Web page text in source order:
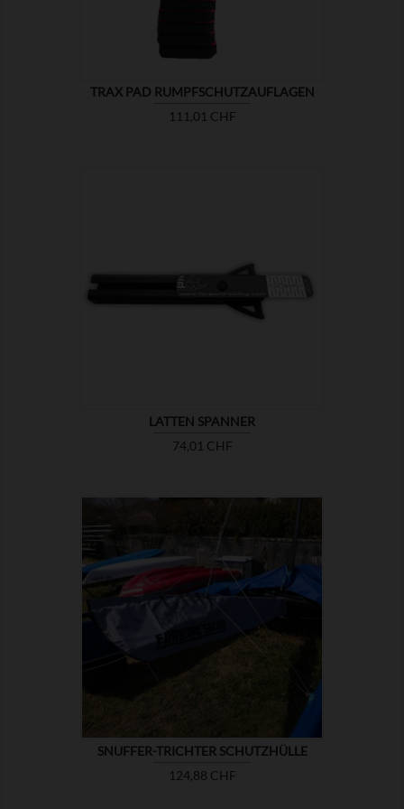
TRAX PAD RUMPFSCHUTZAUFLAGEN
Preis
111,01 CHF
LATTEN SPANNER
Preis
74,01 CHF
SNUFFER-TRICHTER SCHUTZHÜLLE
Preis
124,88 CHF